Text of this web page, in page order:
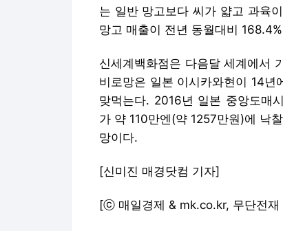
는 일반 망고보다 씨가 얇고 과육
망고 매출이 전년 동월대비
신세계백화점은 다음달 세계에서
비로망은 일본 이시카와현이 14
맞먹는다. 2016년 일본 중앙도매
가 약 110만엔(약 1257만원)에 낙
망이다.
[신미진 매경닷컴 기자]
[ⓒ 매일경제 & mk.co.kr, 무단전재